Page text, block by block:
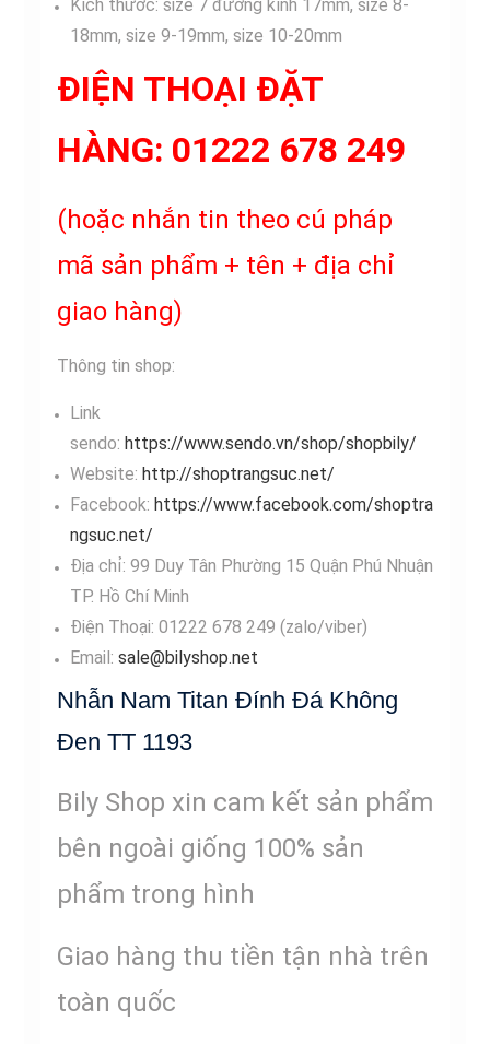
Kích thước: size 7 đường kính 17mm, size 8-
18mm, size 9-19mm, size 10-20mm
ĐIỆN THOẠI ĐẶT
HÀNG: 01222 678 249
(hoặc nhắn tin theo cú pháp
mã sản phẩm + tên + địa chỉ
giao hàng)
Thông tin shop:
Link
sendo: https://www.sendo.vn/shop/shopbily/
Website: http://shoptrangsuc.net/
Facebook: https://www.facebook.com/shoptra
ngsuc.net/
Địa chỉ: 99 Duy Tân Phường 15 Quận Phú Nhuận
TP. Hồ Chí Minh
Điện Thoại: 01222 678 249 (zalo/viber)
Email: sale@bilyshop.net
Nhẫn Nam Titan Đính Đá Không
Đen TT 1193
Bily Shop xin cam kết sản phẩm
bên ngoài giống 100% sản
phẩm trong hình
Giao hàng thu tiền tận nhà trên
toàn quốc